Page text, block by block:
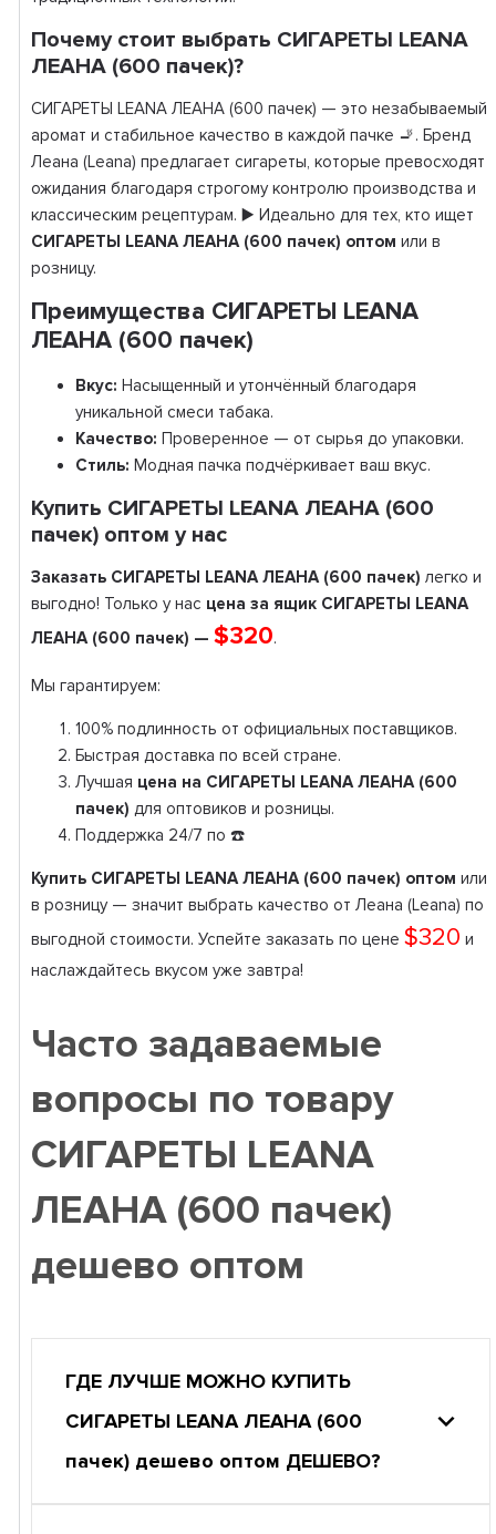
Почему стоит выбрать СИГАРЕТЫ LEANA
ЛЕАНА (600 пачек)?
СИГАРЕТЫ LEANA ЛЕАНА (600 пачек) — это незабываемый
аромат и стабильное качество в каждой пачке 🚬. Бренд
Леана (Leana) предлагает сигареты, которые превосходят
ожидания благодаря строгому контролю производства и
классическим рецептурам. ▶️ Идеально для тех, кто ищет
СИГАРЕТЫ LEANA ЛЕАНА (600 пачек) оптом или в
розницу.
Преимущества СИГАРЕТЫ LEANA
ЛЕАНА (600 пачек)
Вкус: Насыщенный и утончённый благодаря
уникальной смеси табака.
Качество: Проверенное — от сырья до упаковки.
Стиль: Модная пачка подчёркивает ваш вкус.
Купить СИГАРЕТЫ LEANA ЛЕАНА (600
пачек) оптом у нас
Заказать СИГАРЕТЫ LEANA ЛЕАНА (600 пачек) легко и
выгодно! Только у нас цена за ящик СИГАРЕТЫ LEANA
ЛЕАНА (600 пачек) — $320.
Мы гарантируем:
100% подлинность от официальных поставщиков.
Быстрая доставка по всей стране.
Лучшая цена на СИГАРЕТЫ LEANA ЛЕАНА (600
пачек) для оптовиков и розницы.
Поддержка 24/7 по ☎️
Купить СИГАРЕТЫ LEANA ЛЕАНА (600 пачек) оптом или
в розницу — значит выбрать качество от Леана (Leana) по
выгодной стоимости. Успейте заказать по цене $320 и
наслаждайтесь вкусом уже завтра!
Часто задаваемые
вопросы по товару
СИГАРЕТЫ LEANA
ЛЕАНА (600 пачек)
дешево оптом
ГДЕ ЛУЧШЕ МОЖНО КУПИТЬ
СИГАРЕТЫ LEANA ЛЕАНА (600
пачек) дешево оптом ДЕШЕВО?